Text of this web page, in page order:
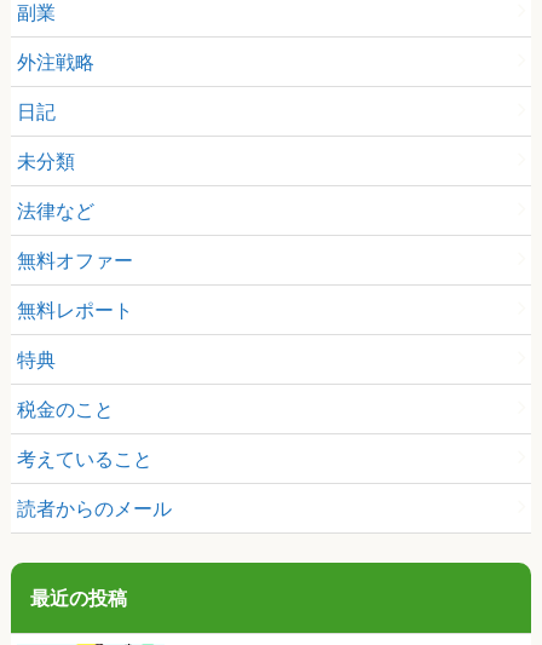
副業
外注戦略
日記
未分類
法律など
無料オファー
無料レポート
特典
税金のこと
考えていること
読者からのメール
最近の投稿